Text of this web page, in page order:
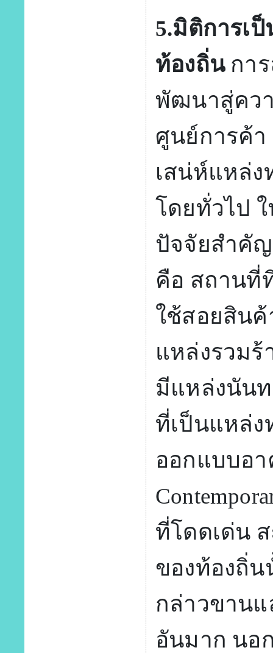
5.มิติการเ
ท้องถิ่นการ
พัฒนาสู่คว
ศูนย์การค้า
เสน่ห์แหล่ง
โดยทั่วไป
ปัจจัยสำคั
คือ สถานที่
ใช้สอยสิน
แหล่งรวมร้
มีแหล่งนัน
ที่เป็นแหล่ง
ออกแบบอ
ที่โดดเด่น
ของท้องถิ่น
กล่าวขาน
อันมาก นอ